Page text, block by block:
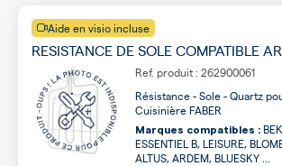
Aide en visio incluse
RESISTANCE DE SOLE COMPATIBLE
Ref. produit : 262900061
Résistance - Sole - Quartz
Cuisinière FABER
Marques compatibles :
ESSENTIEL B, LEISURE,
ALTUS, ARDEM, BLUESKY ...